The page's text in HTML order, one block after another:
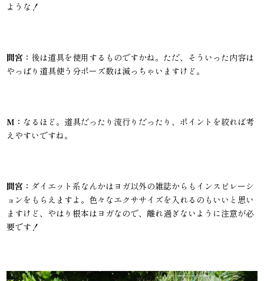
ような！
間宮： 後は道具を使用するものですかね。ただ、そういった内容は
やっぱり道具使う分ポーズ数は減っちゃいますけど。
M： なるほど。道具だったり流行りだったり、ポイントを絞れば考
えやすいですね。
間宮： ダイエット系なんかはヨガ以外の雑誌からもインスピレーシ
ョンをもらえますよ。色々なエクササイズを入れるのもいいと思い
ますけど、やはり根本はヨガなので、離れ過ぎないように注意が必
要です！